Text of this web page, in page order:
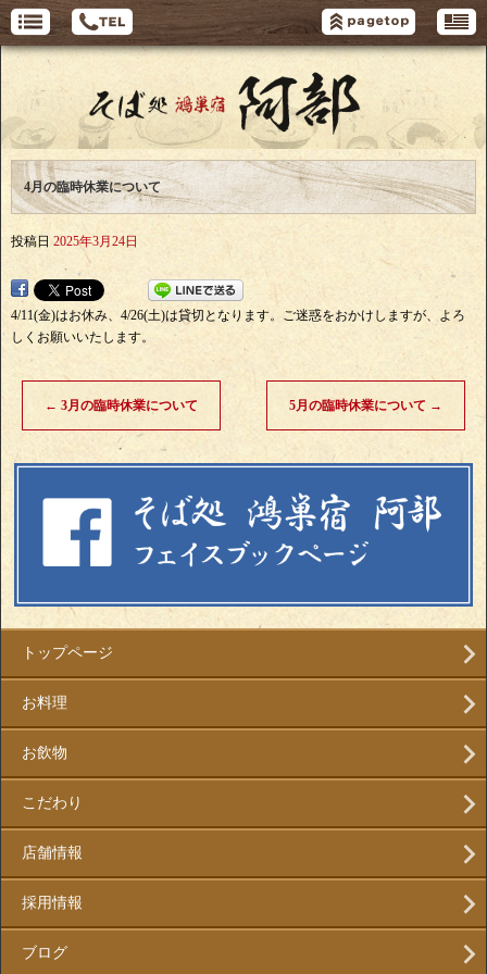
4月の臨時休業について
投稿日 2025年3月24日
4/11(金)はお休み、4/26(土)は貸切となります。ご迷惑をおかけしますが、よろ
しくお願いいたします。
← 3月の臨時休業について 5月の臨時休業について →
トップページ
お料理
お飲物
こだわり
店舗情報
採用情報
ブログ